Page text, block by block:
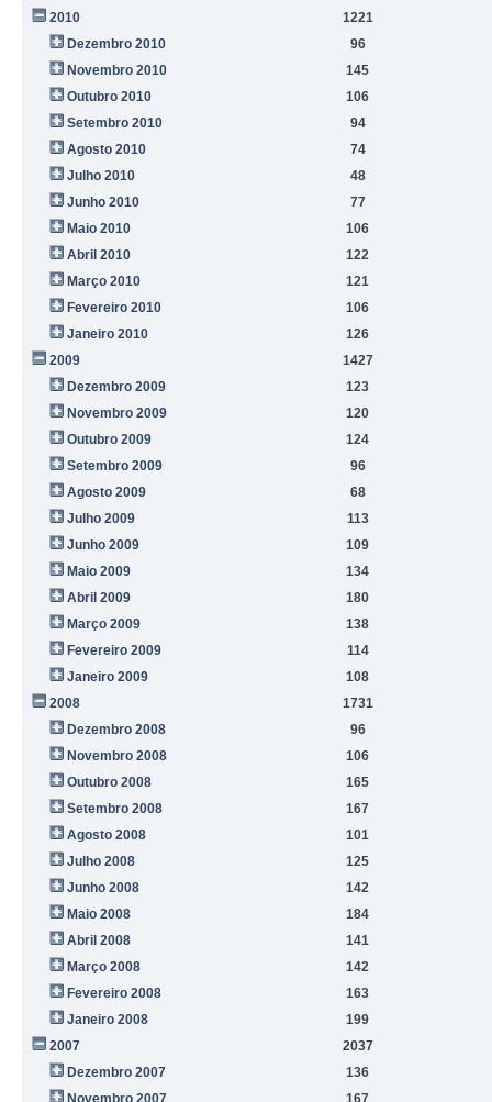
2010
1221
Dezembro 2010
96
Novembro 2010
145
Outubro 2010
106
Setembro 2010
94
Agosto 2010
74
Julho 2010
48
Junho 2010
77
Maio 2010
106
Abril 2010
122
Março 2010
121
Fevereiro 2010
106
Janeiro 2010
126
2009
1427
Dezembro 2009
123
Novembro 2009
120
Outubro 2009
124
Setembro 2009
96
Agosto 2009
68
Julho 2009
113
Junho 2009
109
Maio 2009
134
Abril 2009
180
Março 2009
138
Fevereiro 2009
114
Janeiro 2009
108
2008
1731
Dezembro 2008
96
Novembro 2008
106
Outubro 2008
165
Setembro 2008
167
Agosto 2008
101
Julho 2008
125
Junho 2008
142
Maio 2008
184
Abril 2008
141
Março 2008
142
Fevereiro 2008
163
Janeiro 2008
199
2007
2037
Dezembro 2007
136
Novembro 2007
167